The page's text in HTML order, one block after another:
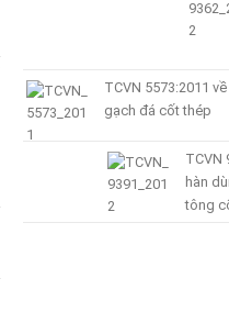
TCVN 5573:2011
gạch đá cốt thép
TCVN
hàn
tông